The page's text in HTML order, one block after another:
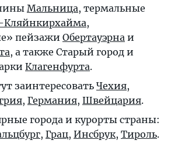
Мальница, термальные
Кляйнкирхайма,
пейзажи Обертауэрна и
, а также Старый город и
Клагенфурта.
заинтересовать Чехия,
, Германия, Швейцария.
города и курорты страны:
, Грац, Инсбрук, Тироль.